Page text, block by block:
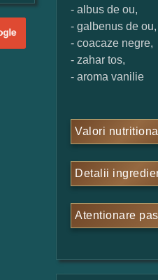
- albus de ou,
- galbenus de ou,
- coacaze negre,
- zahar tos,
- aroma vanilie
Valori
Detalii
Atentionare